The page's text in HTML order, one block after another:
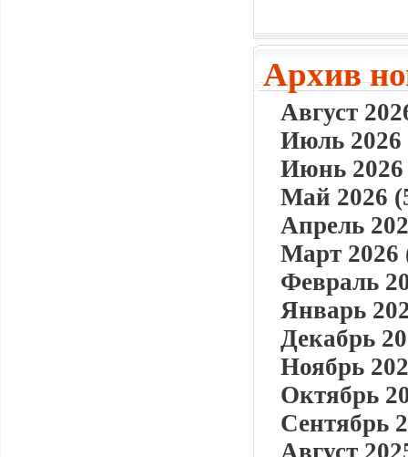
Архив
Август
Июль 2026
Июнь 2026
Май 2026
Апрель
Март 2026
Февраль
Январь
Декабрь
Ноябрь
Октябрь
Сентябрь
Август